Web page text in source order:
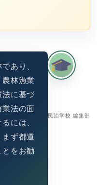
民泊学校 編集部
あり、
林漁業
法に基づ
業法の面
には、
ず都道
をお勧